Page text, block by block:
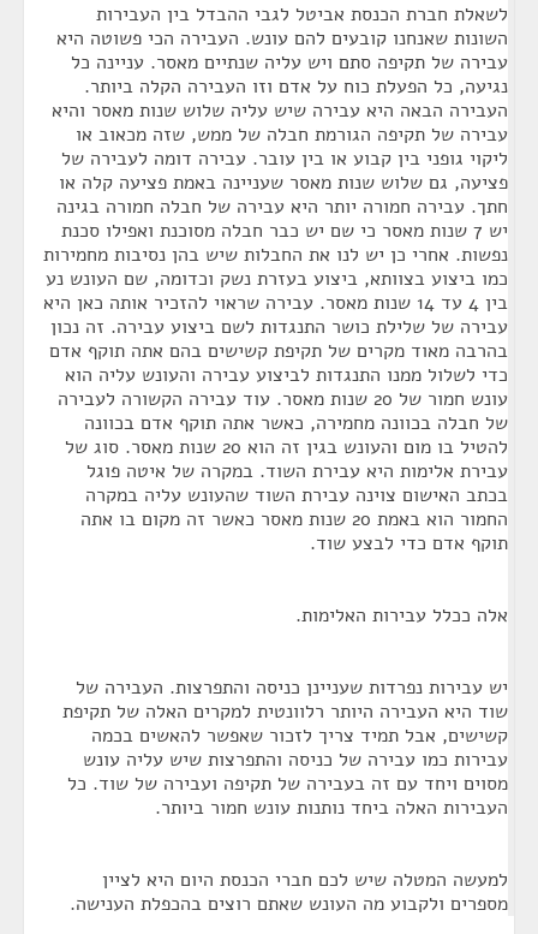
לשאלת חברת הכנסת אביטל לגבי ההבדל בין העבירות
השונות שאנחנו קובעים להם עונש. העבירה הכי פשוטה היא
עבירה של תקיפה סתם ויש עליה שנתיים מאסר. עניינה כל
נגיעה, כל הפעלת כוח על אדם וזו העבירה הקלה ביותר.
העבירה הבאה היא עבירה שיש עליה שלוש שנות מאסר והיא
עבירה של תקיפה הגורמת חבלה של ממש, שזה מכאוב או
ליקוי גופני בין קבוע או בין עובר. עבירה דומה לעבירה של
פציעה, גם שלוש שנות מאסר שעניינה באמת פציעה קלה או
חתך. עבירה חמורה יותר היא עבירה של חבלה חמורה בגינה
יש 7 שנות מאסר כי שם יש כבר חבלה מסוכנת ואפילו סכנת
נפשות. אחרי כן יש לנו את החבלות שיש בהן נסיבות מחמירות
כמו ביצוע בצוותא, ביצוע בעזרת נשק וכדומה, שם העונש נע
בין 4 עד 14 שנות מאסר. עבירה שראוי להזכיר אותה כאן היא
עבירה של שלילת כושר התנגדות לשם ביצוע עבירה. זה נכון
בהרבה מאוד מקרים של תקיפת קשישים בהם אתה תוקף אדם
כדי לשלול ממנו התנגדות לביצוע עבירה והעונש עליה הוא
עונש חמור של 20 שנות מאסר. עוד עבירה הקשורה לעבירה
של חבלה בכוונה מחמירה, כאשר אתה תוקף אדם בכוונה
להטיל בו מום והעונש בגין זה הוא 20 שנות מאסר. סוג של
עבירת אלימות היא עבירת השוד. במקרה של איטה פוגל
בכתב האישום צוינה עבירת השוד שהעונש עליה במקרה
החמור הוא באמת 20 שנות מאסר כאשר זה מקום בו אתה
תוקף אדם כדי לבצע שוד.
אלה ככלל עבירות האלימות.
יש עבירות נפרדות שעניינן כניסה והתפרצות. העבירה של
שוד היא העבירה היותר רלוונטית למקרים האלה של תקיפת
קשישים, אבל תמיד צריך לזכור שאפשר להאשים בכמה
עבירות כמו עבירה של כניסה והתפרצות שיש עליה עונש
מסוים ויחד עם זה בעבירה של תקיפה ועבירה של שוד. כל
העבירות האלה ביחד נותנות עונש חמור ביותר.
למעשה המטלה שיש לכם חברי הכנסת היום היא לציין
מספרים ולקבוע מה העונש שאתם רוצים בהכפלת הענישה.